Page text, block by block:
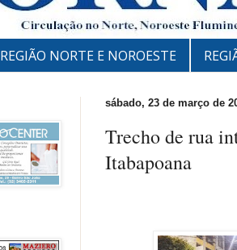
REGIÃO NORTE E NOROESTE
sábado, 23 de março de
Trecho de rua
Itabapoana